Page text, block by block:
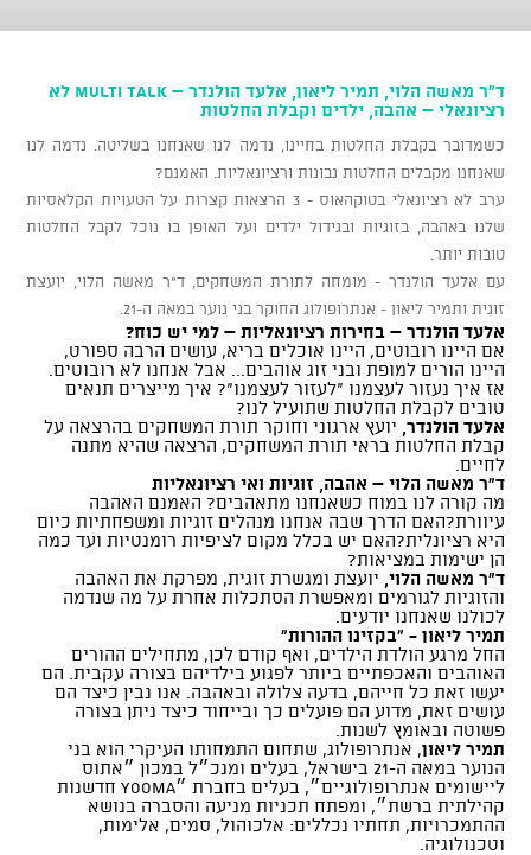
ד"ר מאשה הלוי, תמיר ליאון, אלעד הולנדר – MULTI TALK לא
רציונאלי – אהבה, ילדים וקבלת החלטות
כשמדובר בקבלת החלטות בחיינו, נדמה לנו שאנחנו בשליטה. נדמה לנו
שאנחנו מקבלים החלטות נבונות ורציונאליות. האמנם?
ערב לא רציונאלי בטוקהאוס - 3 הרצאות קצרות על הטעויות הקלאסיות
שלנו באהבה, בזוגיות ובגידול ילדים ועל האופן בו נוכל לקבל החלטות
טובות יותר.
עם אלעד הולנדר - מומחה לתורת המשחקים, ד"ר מאשה הלוי, יועצת
זוגית ותמיר ליאון - אנתרופולוג החוקר בני נוער במאה ה-21.
אלעד הולנדר – בחירות רציונאליות – למי יש כוח?
אם היינו רובוטים, היינו אוכלים בריא, עושים הרבה ספורט,
היינו הורים למופת ובני זוג אוהבים... אבל אנחנו לא רובוטים.
אז איך נעזור לעצמנו "לעזור לעצמנו"? איך מייצרים תנאים
טובים לקבלת החלטות שתועיל לנו?
אלעד הולנדר, יועץ ארגוני וחוקר תורת המשחקים בהרצאה על
קבלת החלטות בראי תורת המשחקים, הרצאה שהיא מתנה
לחיים.
ד"ר מאשה הלוי – אהבה, זוגיות ואי רציונאליות
מה קורה לנו במוח כשאנחנו מתאהבים? האמנם האהבה
עיוורת?האם הדרך שבה אנחנו מנהלים זוגיות ומשפחתיות כיום
היא רציונלית?האם יש בכלל מקום לציפיות רומנטיות ועד כמה
הן ישימות במציאות?
ד"ר מאשה הלוי, יועצת ומגשרת זוגית, מפרקת את האהבה
והזוגיות לגורמים ומאפשרת הסתכלות אחרת על מה שנדמה
לכולנו שאנחנו יודעים.
תמיר ליאון - "בקזינו ההורות"
החל מרגע הולדת הילדים, ואף קודם לכן, מתחילים ההורים
האוהבים והאכפתיים ביותר לפגוע בילדיהם בצורה עקבית. הם
יעשו זאת כל חייהם, בדעה צלולה ובאהבה. אנו נבין כיצד הם
עושים זאת, מדוע הם פועלים כך ובייחוד כיצד ניתן בצורה
פשוטה ובאומץ לשנות.
תמיר ליאון, אנתרופולוג, שתחום התמחותו העיקרי הוא בני
הנוער במאה ה-21 בישראל, בעלים ומנכ״ל במכון ״אתוס
ליישומים אנתרופולוגיים״, בעלים בחברת ״YOOMA חדשנות
קהילתית ברשת״, ומפתח תכניות מניעה והסברה בנושא
ההתמכרויות, תחתיו נכללים: אלכוהול, סמים, אלימות,
וטכנולוגיה.